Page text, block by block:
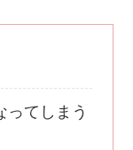
ってしまう